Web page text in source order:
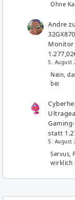
Ohne
Andre zu
Monitor
5. August
Nein,
bei
statt
5. August
Servus,
wirklich